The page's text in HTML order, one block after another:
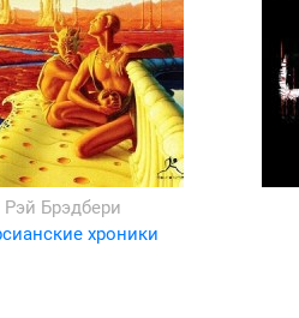
Рэй Брэдбери
хроники